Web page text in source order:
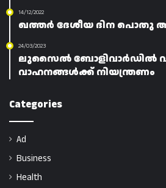
14/12/2022
ഖത്തർ ദേശീയ ദിന പൊതു
24/03/2023
ലുസൈൽ ബോളിവാർഡിൽ
വാഹനങ്ങൾക്ക് നിയന്ത്രണം
Categories
Ad
Business
Health